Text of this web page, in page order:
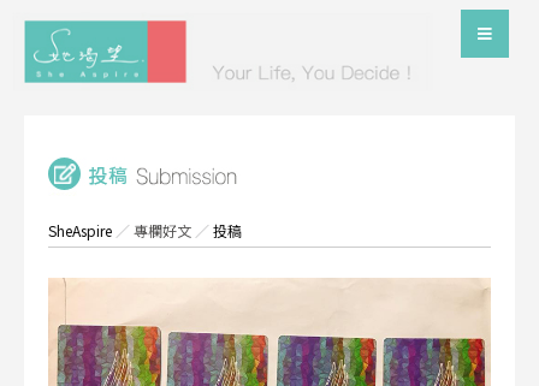
SheAspire ／專欄好文 ／投稿